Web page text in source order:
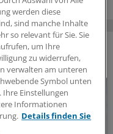
werden diese
sind manche Inhalte
so relevant für Sie. Sie
um Ihre
zu widerrufen,
verwalten am unteren
Symbol unten
Ihre Einstellungen
Informationen
Details finden Sie